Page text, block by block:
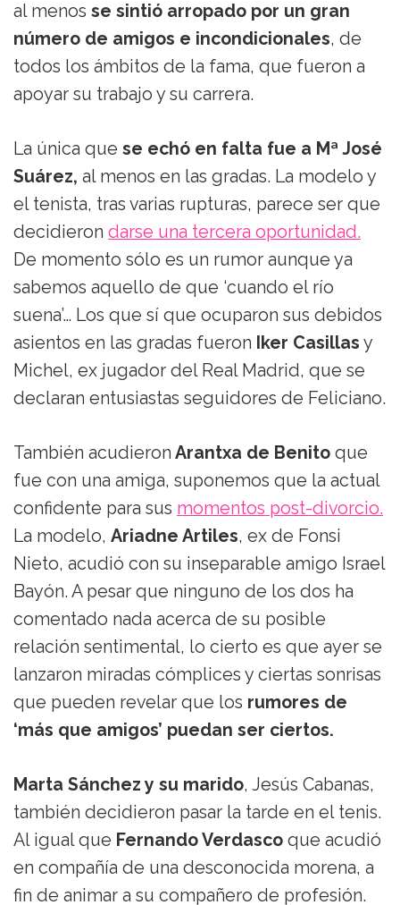
al menos se sintió arropado por un gran
número de amigos e incondicionales, de
todos los ámbitos de la fama, que fueron a
apoyar su trabajo y su carrera.
La única que se echó en falta fue a Mª José
Suárez, al menos en las gradas. La modelo y
el tenista, tras varias rupturas, parece ser que
decidieron darse una tercera oportunidad.
De momento sólo es un rumor aunque ya
sabemos aquello de que ‘cuando el río
suena’… Los que sí que ocuparon sus debidos
asientos en las gradas fueron
Iker Casillas y
Michel, ex jugador del Real Madrid, que se
declaran entusiastas seguidores de Feliciano.
También acudieron Arantxa de Benito que
fue con una amiga, suponemos que la actual
confidente para sus momentos post-divorcio.
La modelo, Ariadne Artiles, ex de Fonsi
Nieto, acudió con su inseparable amigo Israel
Bayón. A pesar que ninguno de los dos ha
comentado nada acerca de su posible
relación sentimental, lo cierto es que ayer se
lanzaron miradas cómplices y ciertas sonrisas
que pueden revelar que los rumores de
‘más que amigos’ puedan ser ciertos.
Marta Sánchez y su marido, Jesús Cabanas,
también decidieron pasar la tarde en el tenis.
Al igual que Fernando Verdasco que acudió
en compañía de una desconocida morena, a
fin de animar a su compañero de profesión.